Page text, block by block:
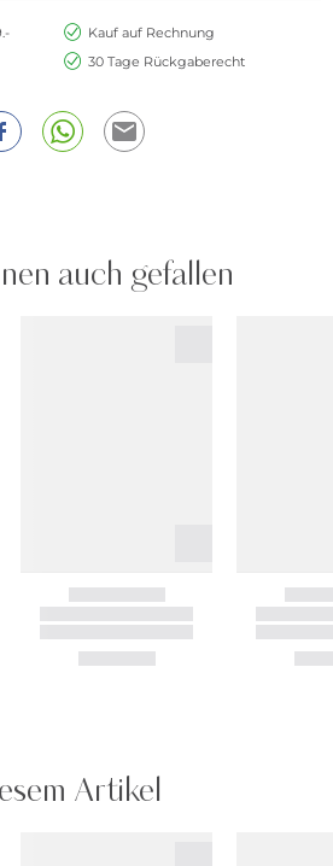
Kauf auf Rechnung
30 Tage Rückgaberecht
auch gefallen
Artikel